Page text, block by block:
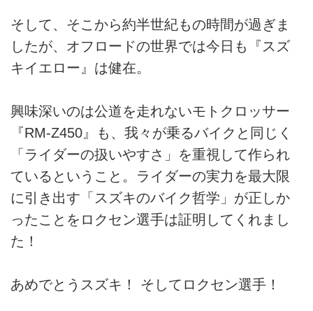
そして、そこから約半世紀もの時間が過ぎま
したが、オフロードの世界では今日も『スズ
キイエロー』は健在。
興味深いのは公道を走れないモトクロッサー
『RM-Z450』も、我々が乗るバイクと同じく
「ライダーの扱いやすさ」を重視して作られ
ているということ。ライダーの実力を最大限
に引き出す「スズキのバイク哲学」が正しか
ったことをロクセン選手は証明してくれまし
た！
あめでとうスズキ！ そしてロクセン選手！